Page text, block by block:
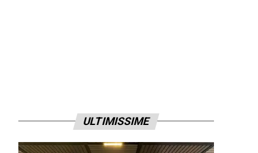
ULTIMISSIME